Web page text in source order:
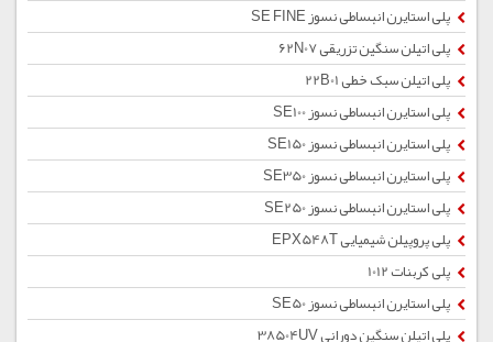
پلی استایرن انبساطی نسوز SE FINE
پلی اتیلن سنگین تزریقی 62N07
پلی اتیلن سبک خطی 22B01
پلی استایرن انبساطی نسوز SE100
پلی استایرن انبساطی نسوز SE150
پلی استایرن انبساطی نسوز SE350
پلی استایرن انبساطی نسوز SE250
پلی پروپیلن شیمیایی EPX548T
پلی کربنات 1012
پلی استایرن انبساطی نسوز SE50
پلی اتیلن سنگین دورانی 38504UV